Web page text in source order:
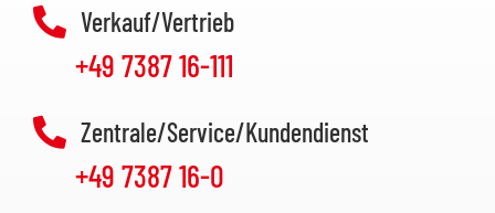
Verkauf/Vertrieb
+49 7387 16-111
Zentrale/Service/Kundendienst
+49 7387 16-0